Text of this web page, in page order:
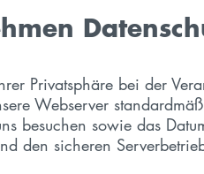
Privatsphäre bei der
Webserver
besuchen sowie das
den sicheren